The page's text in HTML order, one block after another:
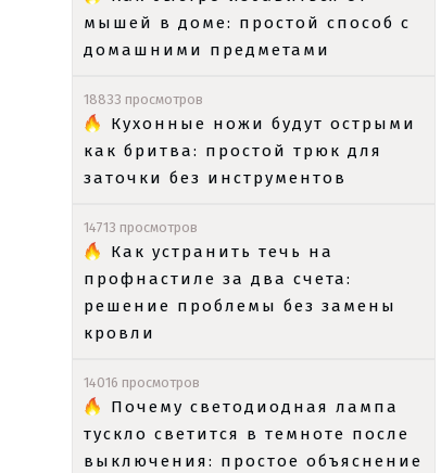
мышей в доме: простой способ с
домашними предметами
18833 просмотров
Кухонные ножи будут острыми
как бритва: простой трюк для
заточки без инструментов
14713 просмотров
Как устранить течь на
профнастиле за два счета:
решение проблемы без замены
кровли
14016 просмотров
Почему светодиодная лампа
тускло светится в темноте после
выключения: простое объяснение